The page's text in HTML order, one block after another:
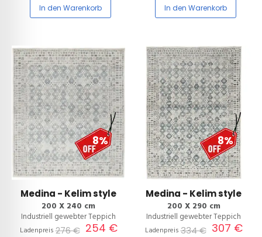
In den Warenkorb In den Warenkorb
8%
Medina - Kelim style
200 X 240 cm
Industriell gewebter Teppich
Ladenpreis276 € 254 €
8%
Medina - Kelim style
200 X 290 cm
Industriell gewebter Teppich
Ladenpreis334 € 307 €